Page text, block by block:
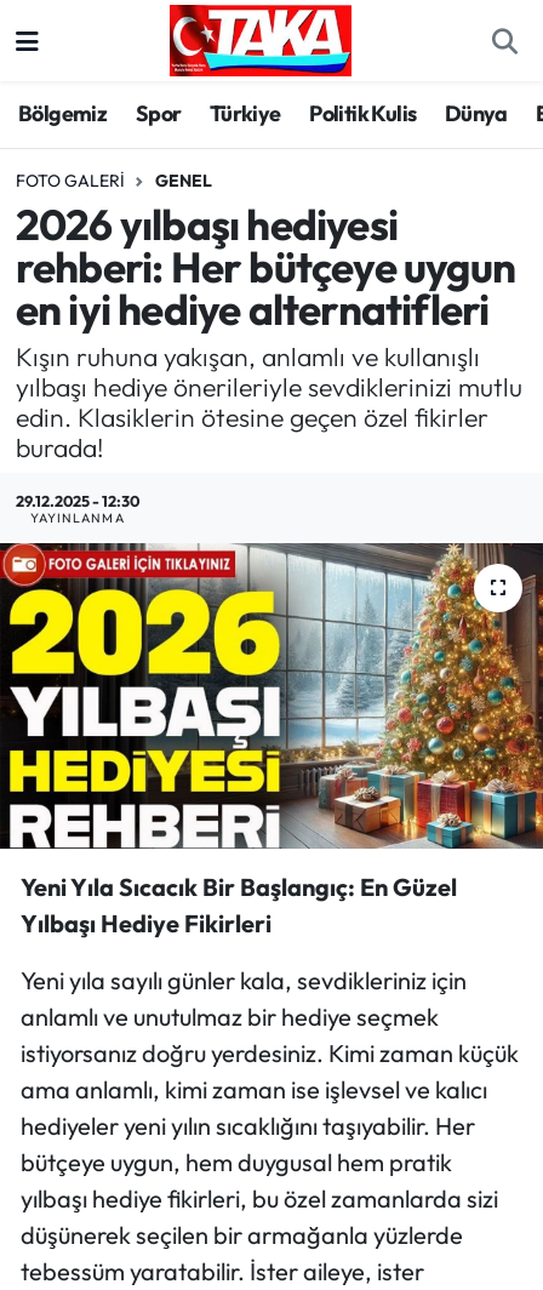
Bölgemiz Spor Türkiye Politik Kulis Dünya
FOTO GALERI GENEL
2026 yılbaşı hediyesi
rehberi: Her bütçeye uygun
en iyi hediye alternatifleri
Kışın ruhuna yakışan, anlamlı ve kullanışlı
yılbaşı hediye önerileriyle sevdiklerinizi mutlu
edin. Klasiklerin ötesine geçen özel fikirler
burada!
29.12.2025 - 12:30
YAYINLANMA
Yeni Yıla Sıcacık Bir Başlangıç: En Güzel
Yılbaşı Hediye Fikirleri
Yeni yıla sayılı günler kala, sevdikleriniz için
anlamlı ve unutulmaz bir hediye seçmek
istiyorsanız doğru yerdesiniz. Kimi zaman küçük
ama anlamlı, kimi zaman ise işlevsel ve kalıcı
hediyeler yeni yılın sıcaklığını taşıyabilir. Her
bütçeye uygun, hem duygusal hem pratik
yılbaşı hediye fikirleri, bu özel zamanlarda sizi
düşünerek seçilen bir armağanla yüzlerde
tebessüm yaratabilir. İster aileye, ister
Spor
Türkiye
Kültür/Sanat
Politika
Politik Kulis
Dünya
Magazin
Mektup Galeri
Röportaj
Manşet
Köşe Yazıları
Karikatür Galeri
BIK
Spor Yazıları
Mektup Galeri
Ekonomi
Sağlık
Turizm
Trabzon Hava Durumu
Trabzon Trafik Yoğunluk Haritası
Süper Lig Puan Durumu ve Fikstür
Tüm Manşetler
Son Dakika Haberleri
Haber Arşivi